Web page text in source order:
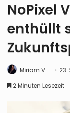
NoPixel
enthüllt
Miriam V. 23.
2 Minuten Lesezeit